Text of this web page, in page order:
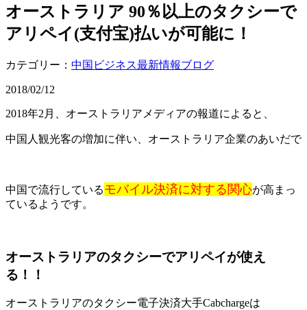
オーストラリア 90％以上のタクシーで
アリペイ(支付宝)払いが可能に！
カテゴリー： 中国ビジネス最新情報ブログ
2018/02/12
2018年2月、オーストラリアメディアの報道によると、
中国人観光客の増加に伴い、オーストラリア企業のあいだで
中国で流行しているモバイル決済に対する関心が高まっ
ているようです。
オーストラリアのタクシーでアリペイが使え
る！！
オーストラリアのタクシー電子決済大手Cabchargeは